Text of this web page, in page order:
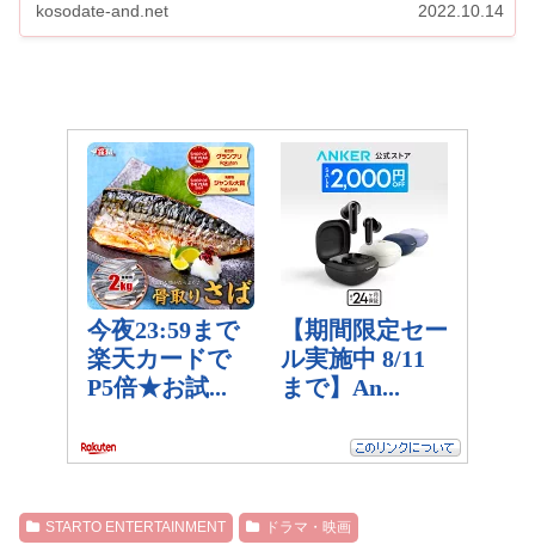
kosodate-and.net 2022.10.14
STARTO ENTERTAINMENT ドラマ・映画